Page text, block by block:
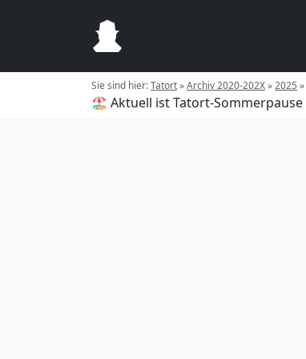
Sie sind hier:Tatort»Archiv 2020-202X»2025 »
🏖️ Aktuell ist Tatort-Sommerpause